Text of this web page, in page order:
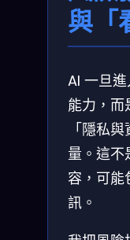
與「
AI 一旦
能力，而
「隱私
量。這不
容，可能
訊。